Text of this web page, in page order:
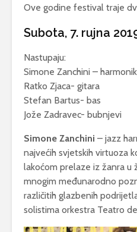
Ove godine festival traje
Subota, 7. rujna
Nastupaju:
Simone Zanchini –
Ratko Zjaca- gitara
Stefan Bartus- bas
Jože Zadravec- bubnjevi
Simone Zanchini – jazz
najvećih svjetskih virtuoza
lakoćom prelaze iz žanra u
mnogim međunarodno
različitih glazbenih
solistima orkestra Teatro